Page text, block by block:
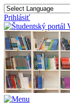
Prihlásiť